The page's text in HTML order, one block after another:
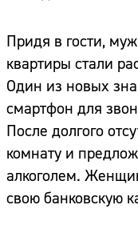
Придя в гости,
квартиры стали
Один из новых
смартфон для
После долгого
комнату и
алкоголем.
свою банковскую